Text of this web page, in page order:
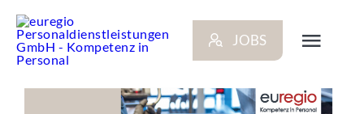
Inhalt
springen
JOBS